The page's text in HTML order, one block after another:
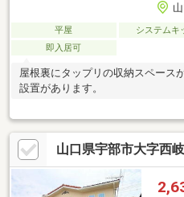
平屋 システムキ
即入居可
屋根裏にタップリの収納スペース
設置があります。
山口県宇部市大字西